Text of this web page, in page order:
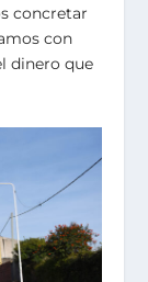
concretar
con
dinero que